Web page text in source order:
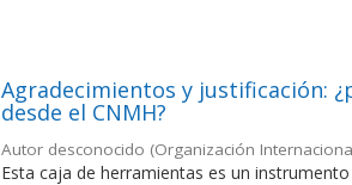
Agradecimientos y justificación:
desde el CNMH?
Autor desconocido (Organización
Esta caja de herramientas es un